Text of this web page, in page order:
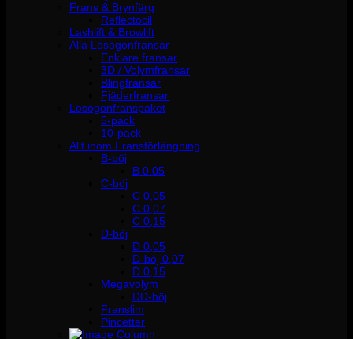
Frans & Brynfärg
Reflectocil
Lashlift & Browlift
Alla Lösögonfransar
Enklare fransar
3D / Volymfransar
Blingfransar
Fjäderfransar
Lösögonfranspaket
5-pack
10-pack
Allt inom Fransförlängning
B-böj
B 0.05
C-böj
C 0,05
C 0,07
C 0,15
D-böj
D 0,05
D-böj 0,07
D 0,15
Megavolym
DD-böj
Franslim
Pincetter